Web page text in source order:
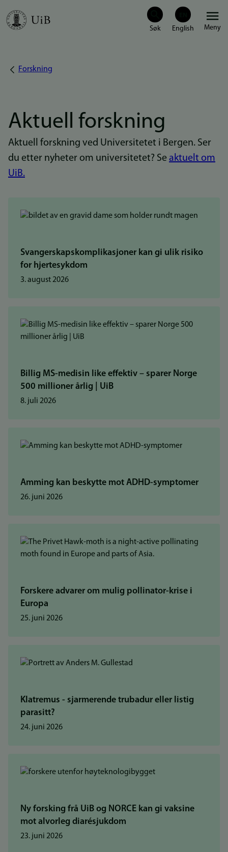
Hopp
Meny
Navigasjonssti
Forskning
Aktuell forskning
Aktuell forskning ved Universitetet i Bergen. Ser
du etter nyheter om universitetet? Se aktuelt om
UiB.
Svangerskapskomplikasjoner kan gi ulik risiko
for hjertesykdom
3. august 2026
Billig MS-medisin like effektiv – sparer Norge
500 millioner årlig | UiB
8. juli 2026
Amming kan beskytte mot ADHD-symptomer
26. juni 2026
Forskere advarer om mulig pollinator-krise i
Europa
25. juni 2026
Klatremus - sjarmerende trubadur eller listig
parasitt?
24. juni 2026
Ny forsking frå UiB og NORCE kan gi vaksine
mot alvorleg diarésjukdom
23. juni 2026